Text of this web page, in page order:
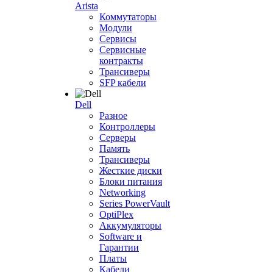
Arista
Коммутаторы
Модули
Сервисы
Сервисные
контракты
Трансиверы
SFP кабели
Dell
Разное
Контроллеры
Серверы
Память
Трансиверы
Жесткие диски
Блоки питания
Networking
Series PowerVault
OptiPlex
Аккумуляторы
Software и
Гарантии
Платы
Кабели